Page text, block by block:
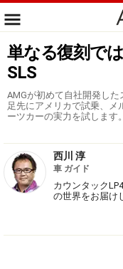
単なる復刻で
SLS
AMGが初めて自社開発し
足先にアメリカで試乗、メ
ーツカーの実力を試します。
西川 淳
車 ガイド
カウンタック
の世界をお届け